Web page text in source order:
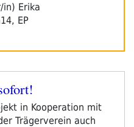
in) Erika
EP
in Kooperation mit
Trägerverein auch